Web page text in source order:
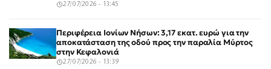
27/07/2026 - 13:45
Περιφέρεια Ιονίων Νήσων: 3,17 εκατ. ευρώ για την
αποκατάσταση της οδού προς την παραλία Μύρτος
στην Κεφαλονιά
27/07/2026 - 13:39